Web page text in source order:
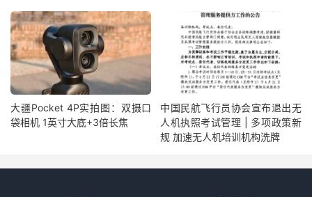
大疆Pocket 4P实拍图：双摄口
袋相机 1英寸大底+3倍长焦
中国民航飞行员协会宣布退出无
人机执照考试管理 | 多项政策新
规 加速无人机培训机构洗牌